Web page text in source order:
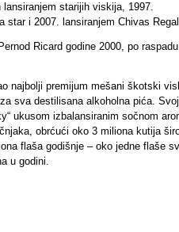
starijih viskija, 1997.
star i 2007. lansiranjem Chivas
Ricard godine 2000, po raspadu
najbolji premijum mešani škotski
sva destilisana alkoholna pića.
ukusom izbalansiranim sočnom
obrćući oko 3 miliona kutija
flaša godišnje – oko jedne flaše
u godini.